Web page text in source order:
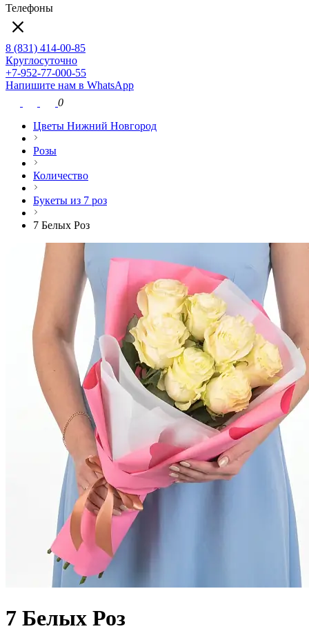
Телефоны
8 (831) 414-00-85
Круглосуточно
+7-952-77-000-55
Напишите нам в WhatsApp
0
Цветы Нижний Новгород
Розы
Количество
Букеты из 7 роз
7 Белых Роз
7 Белых Роз